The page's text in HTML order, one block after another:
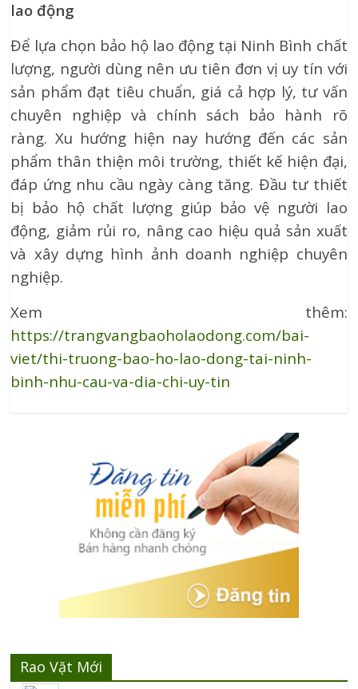
lao động
Để lựa chọn bảo hộ lao động tại Ninh Bình chất
lượng, người dùng nên ưu tiên đơn vị uy tín với
sản phẩm đạt tiêu chuẩn, giá cả hợp lý, tư vấn
chuyên nghiệp và chính sách bảo hành rõ
ràng. Xu hướng hiện nay hướng đến các sản
phẩm thân thiện môi trường, thiết kế hiện đại,
đáp ứng nhu cầu ngày càng tăng. Đầu tư thiết
bị bảo hộ chất lượng giúp bảo vệ người lao
động, giảm rủi ro, nâng cao hiệu quả sản xuất
và xây dựng hình ảnh doanh nghiệp chuyên
nghiệp.
Xem thêm:
https://trangvangbaoholaodong.com/bai-
viet/thi-truong-bao-ho-lao-dong-tai-ninh-
binh-nhu-cau-va-dia-chi-uy-tin
Rao Vặt Mới